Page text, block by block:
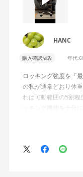
HANC
購入確認済み 年代:
ロッキング強度を「
の私が通常どおり体
れは可動範囲の5割
ッキング機能を十分
私は勤務先で約11年
す。Wizard2にもロ
設定した場合は、通